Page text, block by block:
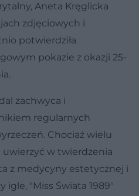
Aneta Kręglicka
zdjęciowych i
potwierdziła
pokazie z okazji 25-
zachwyca i
regularnych
Chociaż wielu
w twierdzenia
z medycyny estetycznej i
igle, "Miss Świata 1989"